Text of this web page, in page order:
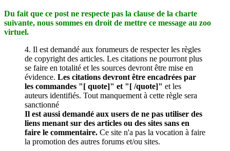
Du fait que ce post ne respecte pas la clause de la charte
suivante, nous sommes en droit de mettre ce message au zoo
virtuel.
4. Il est demandé aux forumeurs de respecter les règles
de copyright des articles. Les citations ne pourront plus
se faire en totalité et les sources devront être mise en
évidence. Les citations devront être encadrées par
les commandes "[ quote]" et "[ /quote]" et les
auteurs identifiés. Tout manquement à cette règle sera
sanctionné
Il est aussi demandé aux users de ne pas utiliser des
liens menant sur des articles ou des sites sans en
faire le commentaire. Ce site n'a pas la vocation à faire
la promotion des autres forums et/ou sites.